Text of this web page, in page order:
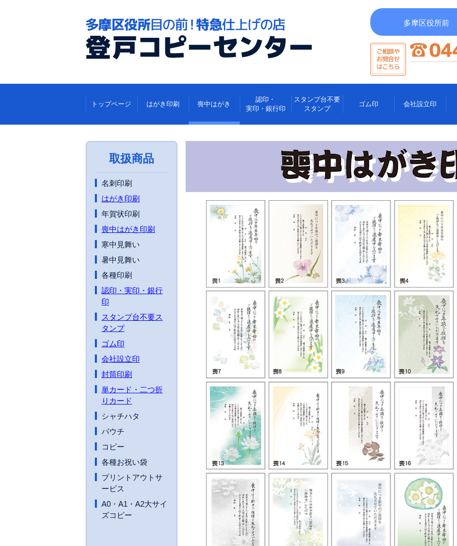
多摩区役所前
トップページ はがき印刷 喪中はがき
認印・
実印・銀行印
スタンプ台不要
スタンプ
ゴム印 会社設立印
取扱商品
名刺印刷
はがき印刷
年賀状印刷
喪中はがき印刷
寒中見舞い
暑中見舞い
各種印刷
認印・実印・銀行
印
スタンプ台不要ス
タンプ
ゴム印
会社設立印
封筒印刷
単カード・二つ折
りカード
シャチハタ
パウチ
コピー
各種お祝い袋
プリントアウトサ
ービス
A0・A1・A2大サイ
ズコピー